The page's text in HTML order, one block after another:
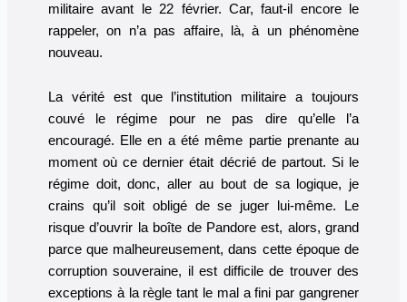
militaire avant le 22 février. Car, faut-il encore le
rappeler, on n’a pas affaire, là, à un phénomène
nouveau.
La vérité est que l’institution militaire a toujours
couvé le régime pour ne pas dire qu’elle l’a
encouragé. Elle en a été même partie prenante au
moment où ce dernier était décrié de partout. Si le
régime doit, donc, aller au bout de sa logique, je
crains qu’il soit obligé de se juger lui-même. Le
risque d’ouvrir la boîte de Pandore est, alors, grand
parce que malheureusement, dans cette époque de
corruption souveraine, il est difficile de trouver des
exceptions à la règle tant le mal a fini par gangrener